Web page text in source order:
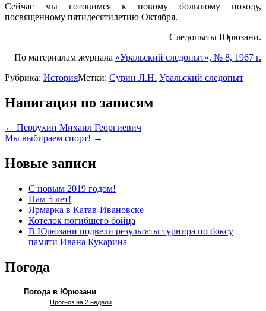
Сейчас мы готовимся к новому большому походу,
посвященному пятидесятилетию Октября.
Следопыты Юрюзани.
По материалам журнала «Уральский следопыт», № 8, 1967 г.
Рубрика: ИсторияМетки: Сурин Л.Н. Уральский следопыт
Навигация по записям
← Первухин Михаил Георгиевич
Мы выбираем спорт! →
Новые записи
С новым 2019 годом!
Нам 5 лет!
Ярмарка в Катав-Ивановске
Котелок погибшего бойца
В Юрюзани подвели результаты турнира по боксу
памяти Ивана Кукарина
Погода
Погода в Юрюзани
Прогноз на 2 недели